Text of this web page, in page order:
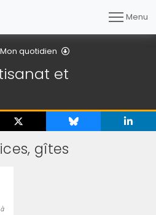
Menu
Mon quotidien
et
gîtes